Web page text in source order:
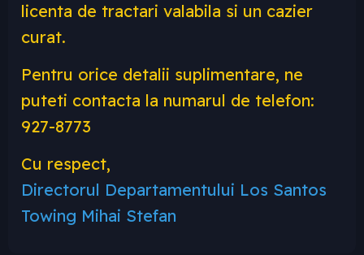
licenta de tractari valabila si un cazier
curat.
Pentru orice detalii suplimentare, ne
puteti contacta la numarul de telefon:
927-8773
Cu respect,
Directorul Departamentului Los Santos
Towing Mihai Stefan